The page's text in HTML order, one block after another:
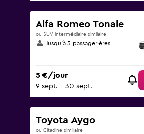
Alfa Romeo Tonale
ou SUV intermédiaire similaire
Jusqu’à 5 passager·ères
5 €/jour
9 sept. - 30 sept.
Toyota Aygo
ou Citadine similaire